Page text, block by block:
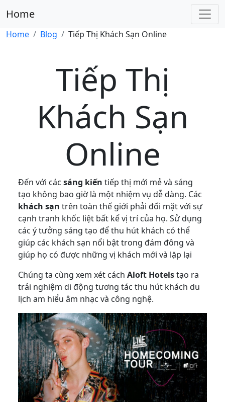
Home
Home Blog Tiếp Thị Khách Sạn Online
Tiếp Thị
Khách Sạn
Online
Đến với các sáng kiến tiếp thị mới mẻ và sáng
tạo không bao giờ là một nhiệm vụ dễ dàng. Các
khách sạn trên toàn thế giới phải đối mặt với sự
cạnh tranh khốc liệt bất kể vị trí của họ. Sử dụng
các ý tưởng sáng tạo để thu hút khách có thể
giúp các khách sạn nổi bật trong đám đông và
giúp họ có được những vị khách mới và lặp lại
Chúng ta cùng xem xét cách Aloft Hotelstạo ra
trải nghiệm di động tương tác thu hút khách du
lịch am hiểu âm nhạc và công nghệ.